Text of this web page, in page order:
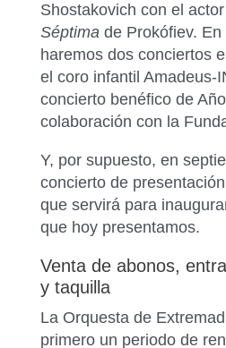
Shostakovich con el
Séptima de Prokófiev.
haremos dos conciertos
el coro infantil Amadeus-
concierto benéfico de
colaboración con la
Y, por supuesto, en
concierto de
que servirá para
que hoy presentamos.
Venta de abonos,
y taquilla
La Orquesta de
primero un periodo de